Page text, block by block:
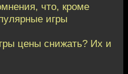
что, кроме
игры
цены снижать? Их и